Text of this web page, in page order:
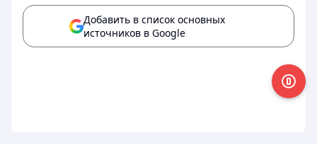
Добавить в список основных
источников в Google